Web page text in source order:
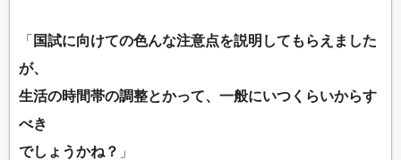
「 国試に向けての色んな注意点を説明してもらえました
が、
生活の時間帯の調整とかって、一般にいつくらいからす
べき
でしょうかね？ 」